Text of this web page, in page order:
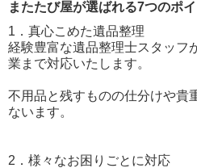
またたび屋が選ばれる7つのポイ
1．真心こめた遺品整理
経験豊富な遺品整理士スタッフ
業まで対応いたします。
不用品と残すものの仕分けや貴
ないます。
2．様々なお困りごとに対応